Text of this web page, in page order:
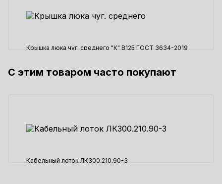
Крышка люка чуг. среднего "К" В125 ГОСТ 3634-2019
5570 ₽
С этим товаром часто покупают
Кабельный лоток ЛК300.210.90-3